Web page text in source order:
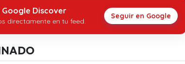
Google Discover
directamente en tu feed.
Seguir en Google